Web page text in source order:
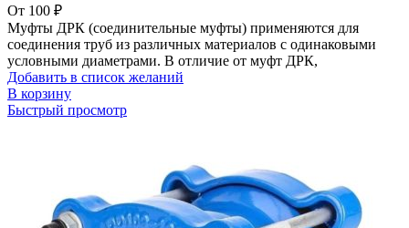
От 100 ₽
Муфты ДРК (соединительные муфты) применяются для
соединения труб из различных материалов с одинаковыми
условными диаметрами. В отличие от муфт ДРК,
Добавить в список желаний
В корзину
Быстрый просмотр